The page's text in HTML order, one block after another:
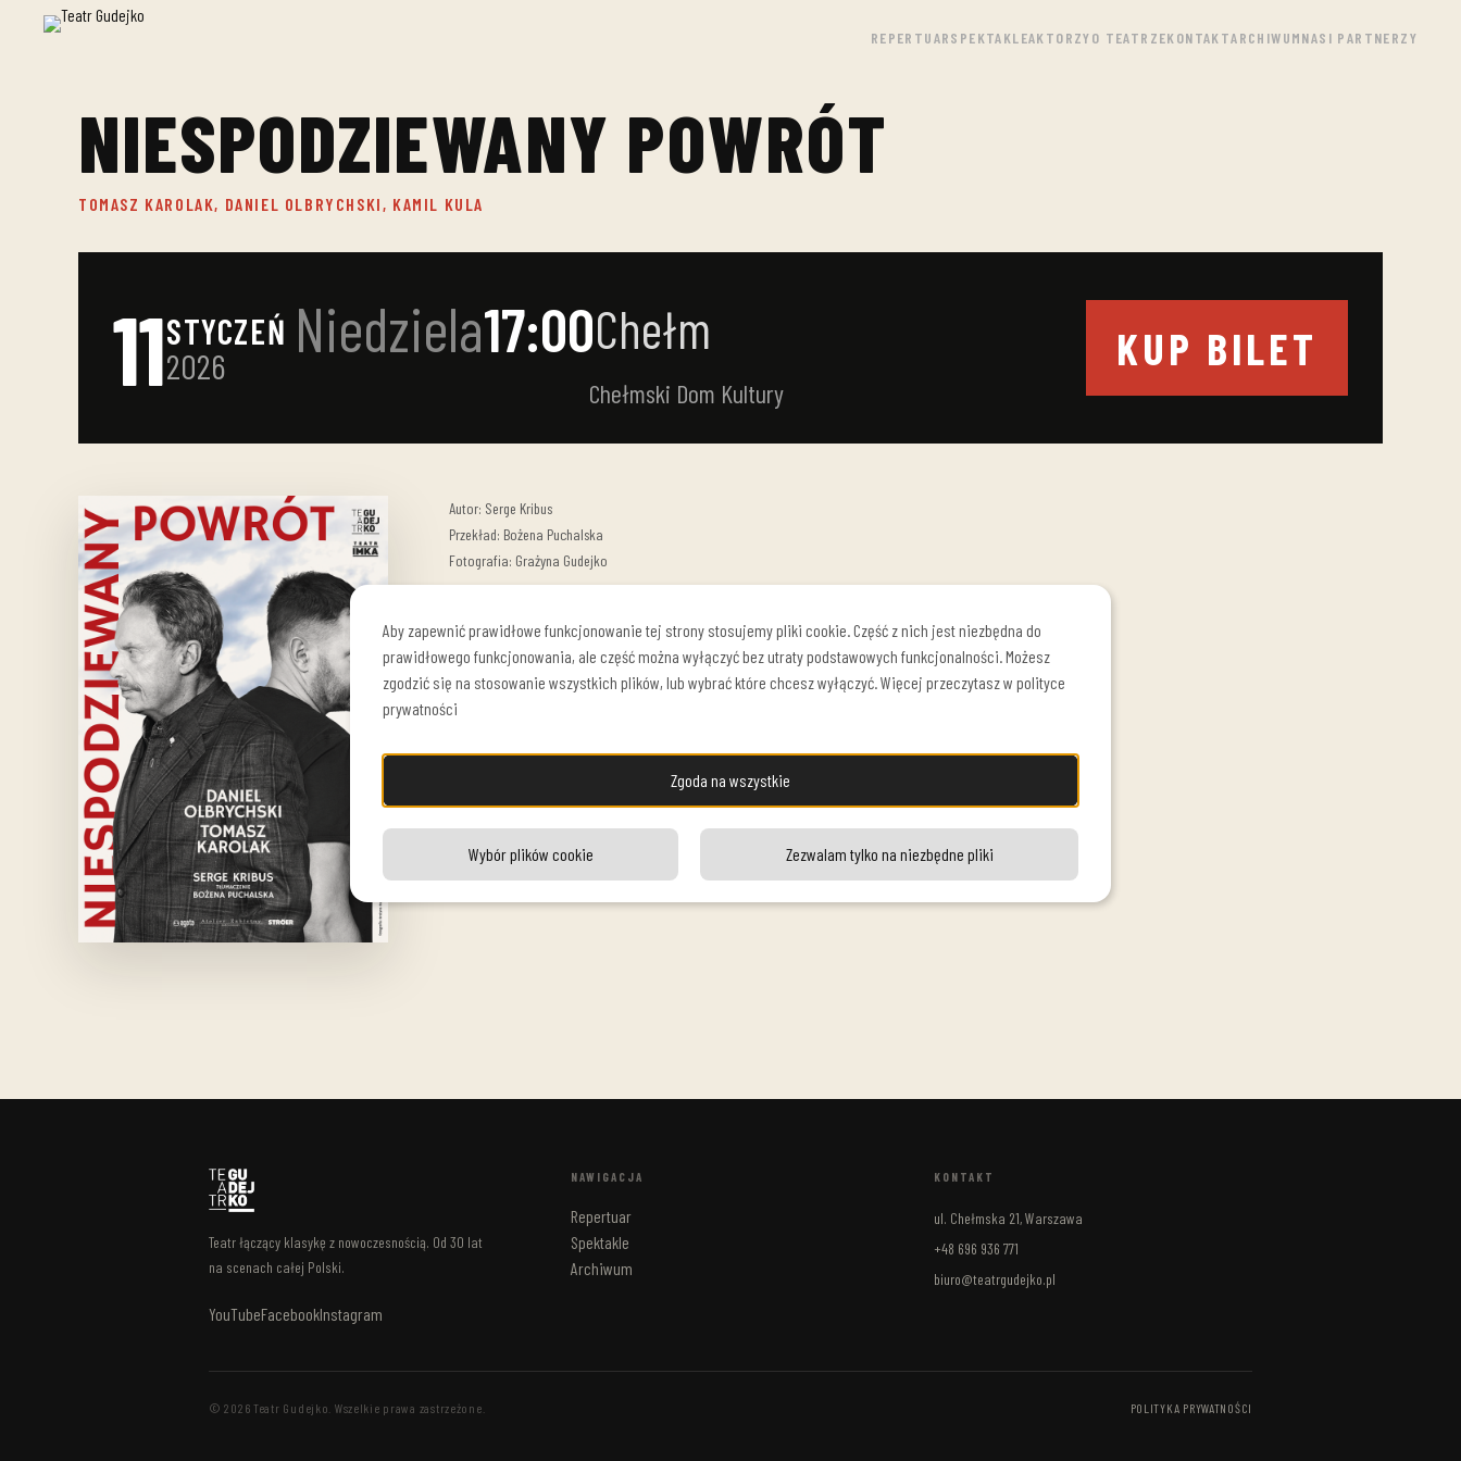
REPERTUARSPEKTAKLEAKTORZYO TEATRZEKONTAKTARCHIWUMNASI PARTNERZY
NIESPODZIEWANY POWRÓT
TOMASZ KAROLAK, DANIEL OLBRYCHSKI, KAMIL KULA
11STYCZEŃ
2026
Niedziela17:00Chełm
Chełmski Dom Kultury
KUP BILET
Autor: Serge Kribus
Przekład: Bożena Puchalska
Fotografia: Grażyna Gudejko
Premiera: 29 grudnia 2021r
Teatr łączący klasykę z nowoczesnością. Od 30 lat
na scenach całej Polski.
YouTubeFacebookInstagram
NAWIGACJA
Repertuar
Spektakle
Archiwum
KONTAKT
ul. Chełmska 21, Warszawa
+48 696 936 771
biuro@teatrgudejko.pl
© 2026 Teatr Gudejko. Wszelkie prawa zastrzeżone. POLITYKA PRYWATNOŚCI
Aby zapewnić prawidłowe funkcjonowanie tej strony stosujemy pliki cookie. Część z nich jest niezbędna do
prawidłowego funkcjonowania, ale część można wyłączyć bez utraty podstawowych funkcjonalności. Możesz
zgodzić się na stosowanie wszystkich plików, lub wybrać które chcesz wyłączyć. Więcej przeczytasz w polityce
prywatności
Zgoda na wszystkie
Wybór plików cookie Zezwalam tylko na niezbędne pliki